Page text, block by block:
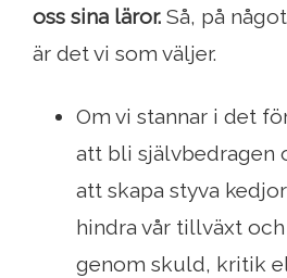
oss sina läror. Så, på
är det vi som väljer.
Om vi ​​stannar i det
att bli självbedragen
att skapa styva
hindra vår tillväxt
genom skuld, kritik